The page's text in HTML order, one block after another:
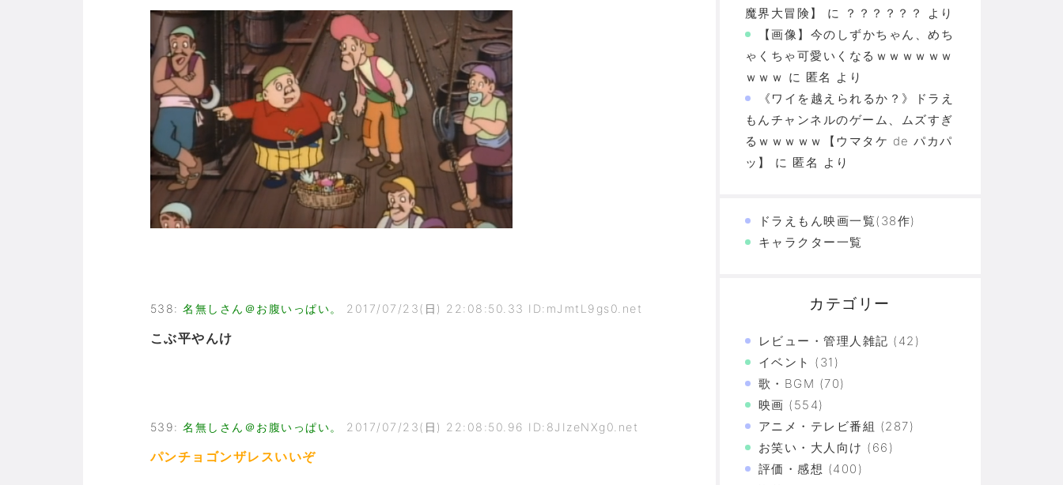
538: 名無しさん＠お腹いっぱい。 2017/07/23(日) 22:08:50.33 ID:mJmtL9gs0.net
こぶ平やんけ
539: 名無しさん＠お腹いっぱい。 2017/07/23(日) 22:08:50.96 ID:8JIzeNXg0.net
パンチョゴンザレスいいぞ
魔界大冒険】
に ？？？？？？
より
【画像】今のしずかちゃん、めち
ゃくちゃ可愛いくなるｗｗｗｗｗｗ
ｗｗｗ に 匿名 より
《ワイを越えられるか？》ドラえ
もんチャンネルのゲーム、ムズすぎ
るｗｗｗｗｗ【ウマタケ de パカパ
ッ】
に 匿名 より
ドラえもん映画一覧(38作)
キャラクター一覧
カテゴリー
レビュー・管理人雑記 (42)
イベント (31)
歌・BGM (70)
映画 (554)
アニメ・テレビ番組 (287)
お笑い・大人向け (66)
評価・感想 (400)